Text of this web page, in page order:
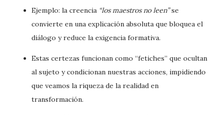
Ejemplo: la creencia “los maestros no leen”se
convierte en una explicación absoluta que bloquea el
diálogo y reduce la exigencia formativa.
Estas certezas funcionan como “fetiches” que ocultan
al sujeto y condicionan nuestras acciones, impidiendo
que veamos la riqueza de la realidad en
transformación.